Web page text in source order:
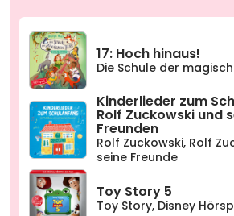
17: Hoch hinaus!
Die Schule der
Kinderlieder zum
Rolf Zuckowski und
Freunden
Rolf Zuckowski, Rolf
seine Freunde
Toy Story 5
Toy Story, Disney